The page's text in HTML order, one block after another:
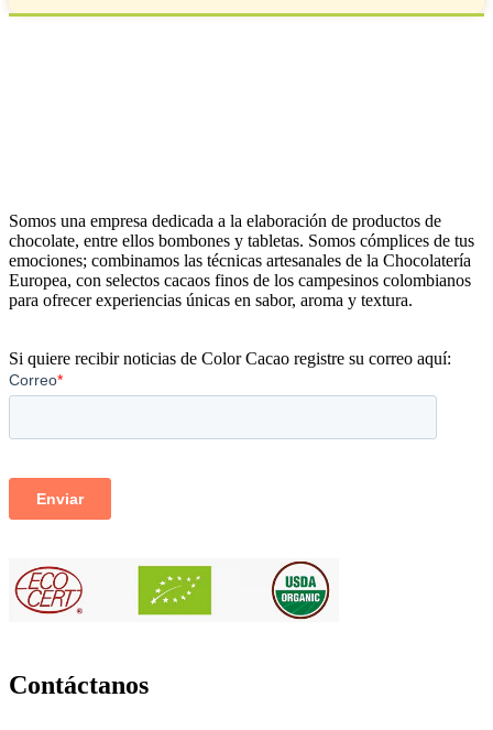
Somos una empresa dedicada a la elaboración de productos de
chocolate, entre ellos bombones y tabletas. Somos cómplices de tus
emociones; combinamos las técnicas artesanales de la Chocolatería
Europea, con selectos cacaos finos de los campesinos colombianos
para ofrecer experiencias únicas en sabor, aroma y textura.
Si quiere recibir noticias de Color Cacao registre su correo aquí:
Contáctanos